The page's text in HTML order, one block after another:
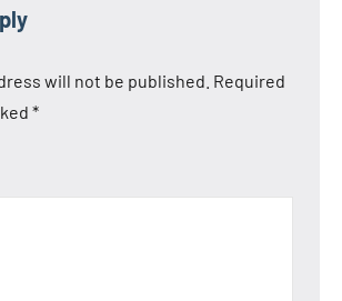
will not be published. Required
*